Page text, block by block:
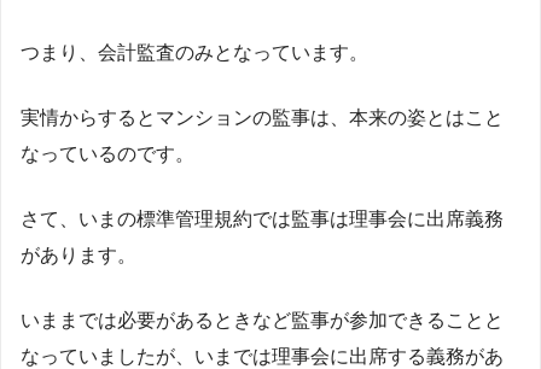
つまり、会計監査のみとなっています。
実情からするとマンションの監事は、本来の姿とはこと
なっているのです。
さて、いまの標準管理規約では監事は理事会に出席義務
があります。
いままでは必要があるときなど監事が参加できることと
なっていましたが、いまでは理事会に出席する義務があ